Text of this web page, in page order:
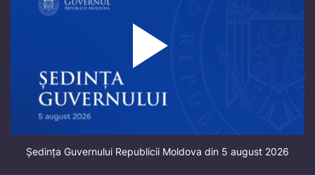
Ședința Guvernului Republicii Moldova din 5 august 2026